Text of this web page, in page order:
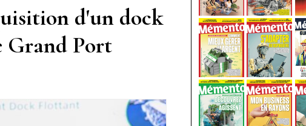
d'un dock
Grand Port